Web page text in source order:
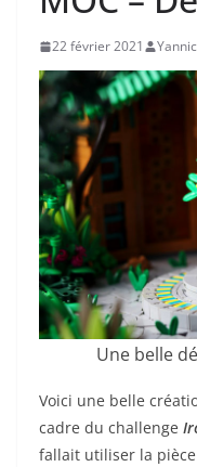
22 février 2021
Une belle
Voici une belle
cadre du challenge
fallait utiliser la pièce